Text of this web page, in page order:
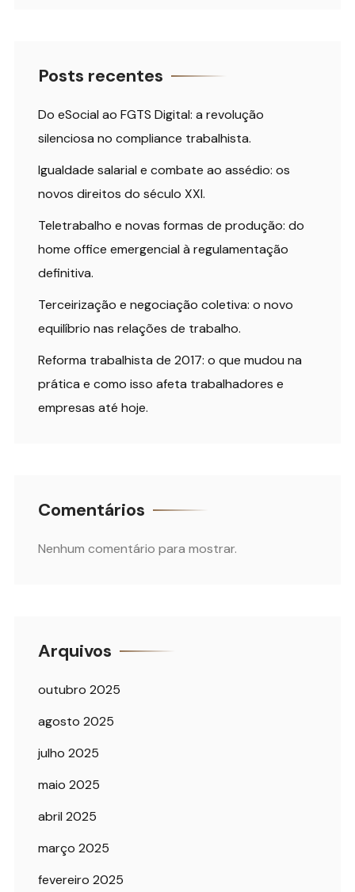
Posts recentes
Do eSocial ao FGTS Digital: a revolução
silenciosa no compliance trabalhista.
Igualdade salarial e combate ao assédio: os
novos direitos do século XXI.
Teletrabalho e novas formas de produção: do
home office emergencial à regulamentação
definitiva.
Terceirização e negociação coletiva: o novo
equilíbrio nas relações de trabalho.
Reforma trabalhista de 2017: o que mudou na
prática e como isso afeta trabalhadores e
empresas até hoje.
Comentários
Nenhum comentário para mostrar.
Arquivos
outubro 2025
agosto 2025
julho 2025
maio 2025
abril 2025
março 2025
fevereiro 2025